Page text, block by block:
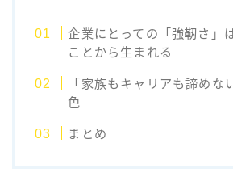
企業にとっての「強靭さ」
ことから生まれる
「家族もキャリアも諦めな
色
まとめ